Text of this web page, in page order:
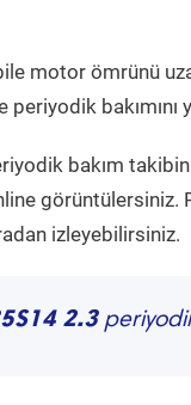
motor ömrünü
bakımını
bakım
izleyebilirsiniz.
2.3